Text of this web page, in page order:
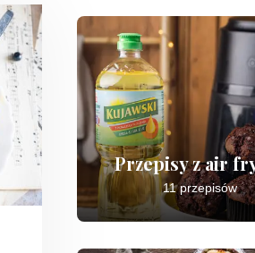
Przepisy z air
11 przepisów